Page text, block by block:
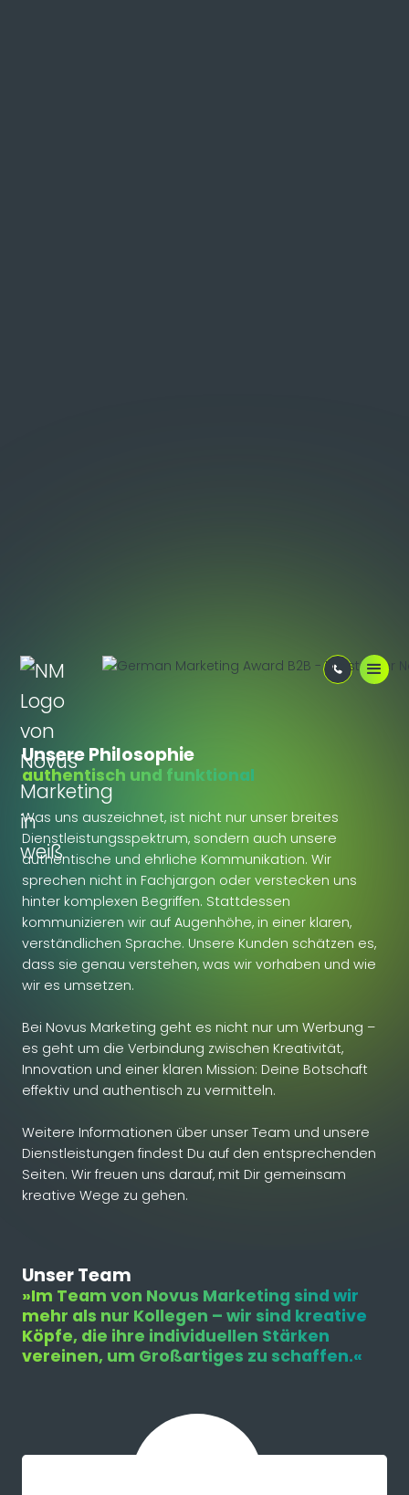
Unsere Philosophie
authentisch und funktional
Was uns auszeichnet, ist nicht nur unser breites
Dienstleistungsspektrum, sondern auch unsere
authentische und ehrliche Kommunikation. Wir
sprechen nicht in Fachjargon oder verstecken uns
hinter komplexen Begriffen. Stattdessen
kommunizieren wir auf Augenhöhe, in einer klaren,
verständlichen Sprache. Unsere Kunden schätzen es,
dass sie genau verstehen, was wir vorhaben und wie
wir es umsetzen.
Bei Novus Marketing geht es nicht nur um Werbung –
es geht um die Verbindung zwischen Kreativität,
Innovation und einer klaren Mission: Deine Botschaft
effektiv und authentisch zu vermitteln.
Weitere Informationen über unser Team und unsere
Dienstleistungen findest Du auf den entsprechenden
Seiten. Wir freuen uns darauf, mit Dir gemeinsam
kreative Wege zu gehen.
Unser Team
»Im Team von Novus Marketing sind wir
mehr als nur Kollegen – wir sind kreative
Köpfe, die ihre individuellen Stärken
vereinen, um Großartiges zu schaffen.«